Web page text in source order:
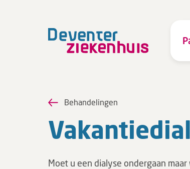
Behandelingen
Moet u een dialyse ondergaan